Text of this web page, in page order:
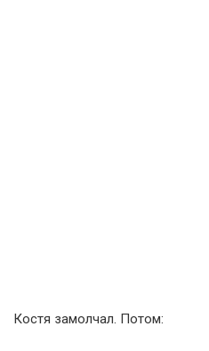
Костя замолчал. Потом: